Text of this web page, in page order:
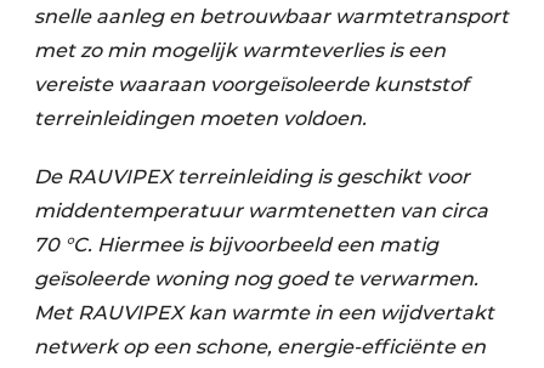
snelle aanleg en betrouwbaar warmtetransport
met zo min mogelijk warmteverlies is een
vereiste waaraan voorgeïsoleerde kunststof
terreinleidingen moeten voldoen.
De RAUVIPEX terreinleiding is geschikt voor
middentemperatuur warmtenetten van circa
70 °C. Hiermee is bijvoorbeeld een matig
geïsoleerde woning nog goed te verwarmen.
Met RAUVIPEX kan warmte in een wijdvertakt
netwerk op een schone, energie-efficiënte en